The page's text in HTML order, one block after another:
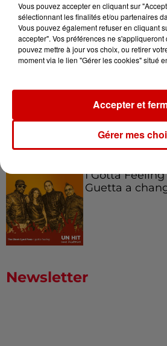
Aménager un
Canada et
Boston,...
Springsteen :
l’Amérique...
I Gotta
Guetta a
Newsletter
Vous pouvez accepter en cliquant sur
sélectionnant les finalités et/ou partenaires
Vous pouvez également refuser en cliquant
accepter". Vos préférences ne s'appliqueront
pouvez mettre à jour vos choix, ou retirer
moment via le lien "Gérer les cookies" situé
Gérer mes
Accepter et